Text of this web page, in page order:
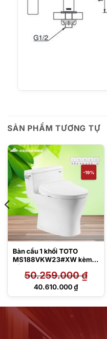
SẢN PHẨM TƯƠNG TỰ
-19%
Bàn cầu 1 khối TOTO
MS188VKW23#XW kèm
TCF47360GAA
50.259.000₫
Giá
40.610.000₫
Giá